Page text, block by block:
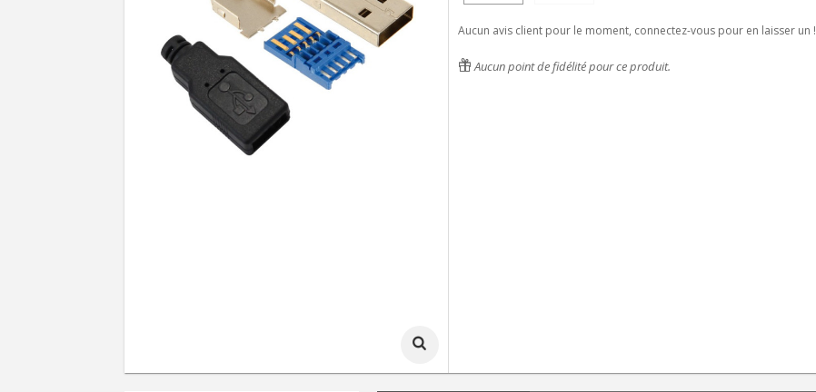
Aucun avis client pour le moment, connectez-vous pour en laisser un !
Aucun point de fidélité pour ce produit.